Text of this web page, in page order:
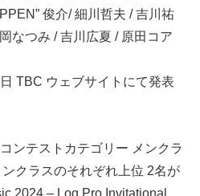
俊介/ 細川哲夫 / 吉川祐
なつみ / 吉川広夏 / 原田コア
TBC ウェブサイトにて発表
ンテストカテゴリー メンクラ
クラスのそれぞれ上位 2名が
2024 – Log Pro Invitational